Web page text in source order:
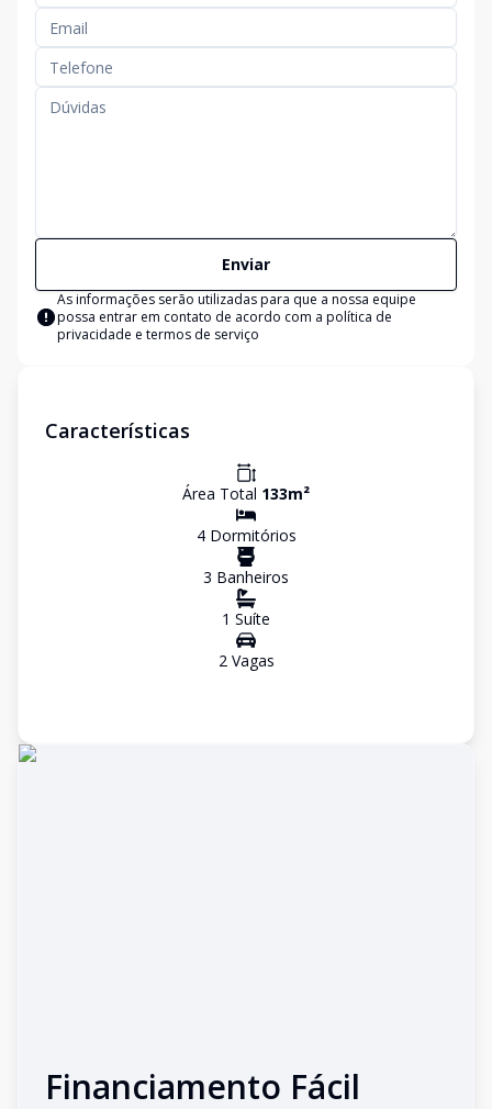
Enviar
As informações serão utilizadas para que a nossa equipe
possa entrar em contato de acordo com a política de
privacidade e termos de serviço
Características
Área Total 133m²
4Dormitórios
3 Banheiros
1 Suíte
2Vagas
Financiamento Fácil